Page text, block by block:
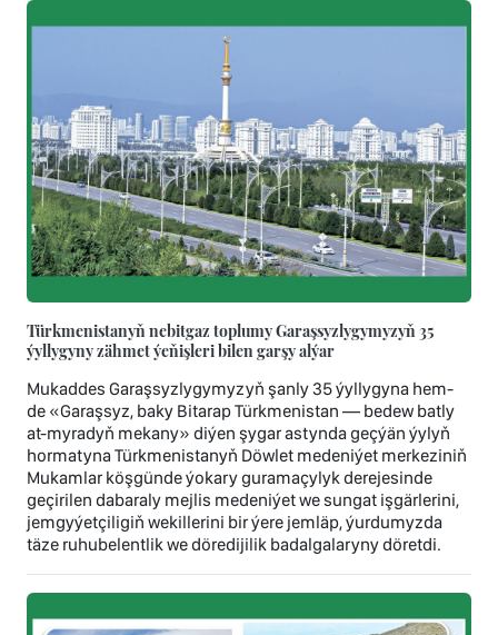
Türkmenistanyň nebitgaz toplumy Garaşsyzlygymyzyň 35
ýyllygyny zähmet ýeňişleri bilen garşy alýar
Mukaddes Garaşsyzlygymyzyň şanly 35 ýyllygyna hem-
de «Garaşsyz, baky Bitarap Türkmenistan — bedew batly
at-myradyň mekany» diýen şygar astynda geçýän ýylyň
hormatyna Türkmenistanyň Döwlet medeniýet merkeziniň
Mukamlar köşgünde ýokary guramaçylyk derejesinde
geçirilen dabaraly mejlis medeniýet we sungat işgärlerini,
jemgyýetçiligiň wekillerini bir ýere jemläp, ýurdumyzda
täze ruhubelentlik we döredijilik badalgalaryny döretdi.